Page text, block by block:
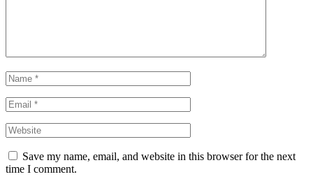
Save my name, email, and website in this browser for the next
time I comment.